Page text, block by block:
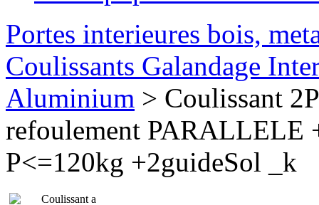
Portes interieures bois,
Coulissants Galandage
Aluminium > Coulissant
refoulement
P<=120kg +2guideSol _k